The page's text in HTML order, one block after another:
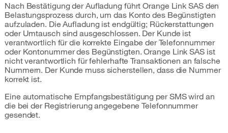
Nach Bestätigung der Aufladung führt Orange Link SAS den
Belastungsprozess durch, um das Konto des Begünstigten
aufzuladen. Die Aufladung ist endgültig; Rückerstattungen
oder Umtausch sind ausgeschlossen. Der Kunde ist
verantwortlich für die korrekte Eingabe der Telefonnummer
oder Kontonummer des Begünstigten. Orange Link SAS ist
nicht verantwortlich für fehlerhafte Transaktionen an falsche
Nummern. Der Kunde muss sicherstellen, dass die Nummer
korrekt ist.
Eine automatische Empfangsbestätigung per SMS wird an
die bei der Registrierung angegebene Telefonnummer
gesendet.